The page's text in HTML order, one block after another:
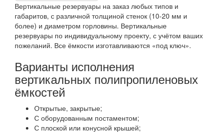
Вертикальные резервуары на заказ любых типов и
габаритов, с различной толщиной стенок (10-20 мм и
более) и диаметром горловины. Вертикальные
резервуары по индивидуальному проекту, с учётом ваших
пожеланий. Все ёмкости изготавливаются «под ключ».
Варианты исполнения
вертикальных полипропиленовых
ёмкостей
Открытые, закрытые;
С оборудованным постаментом;
С плоской или конусной крышей;